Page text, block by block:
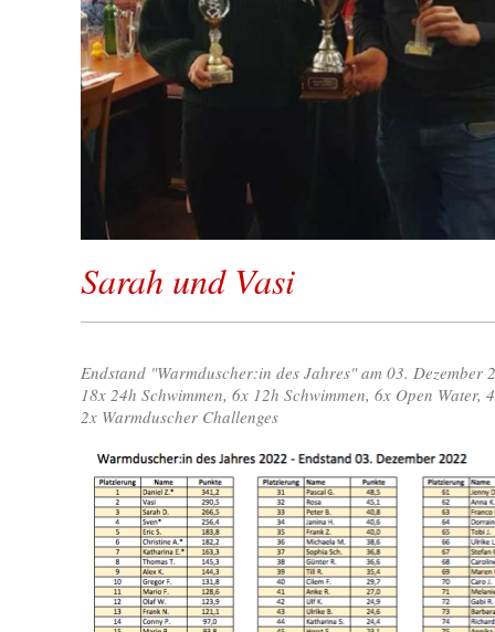
Sarah und Vasi
Endstand "Warmduscher:in des Jahres" am 03. Dezember
18x 24h Schwimmen, 6x 12h Schwimmen, 6x Open Water,
2x Warmduscher Challenges